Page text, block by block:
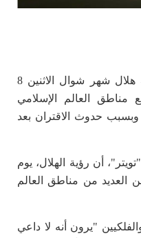
‏قال مركز الفلك الدولي إن رؤية هلال شهر شوال الاثنين 8
جميع مناطق العالم الإسلامي
حدوث الاقتران بعد
أن رؤية الهلال، يوم
من العديد من مناطق العالم
"يرون أنه لا داعي